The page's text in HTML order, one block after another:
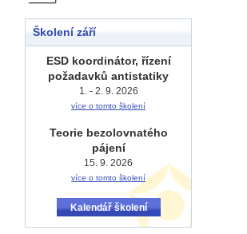
Školení září
ESD koordinátor, řízení
požadavků antistatiky
1. - 2. 9. 2026
více o tomto školení
Teorie bezolovnatého
pájení
15. 9. 2026
více o tomto školení
Kalendář školení